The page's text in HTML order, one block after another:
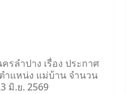
รลำปาง เรื่อง ประกาศ
ำแหน่ง แม่บ้าน จำนวน
มิ.ย. 2569